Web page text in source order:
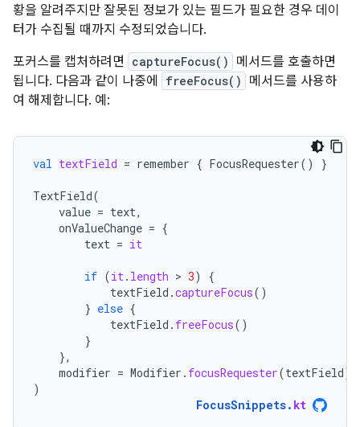
황을 알려주지만 잘못된 정보가 있는 필드가 필요한 경우 데이
터가 수집될 때까지 수정되었습니다.
포커스를 캡처하려면
captureFocus()
메서드를 호출하면
됩니다. 다음과 같이 나중에
freeFocus()
메서드를 사용하
여 해제합니다. 예:
val textField = remember { FocusRequester() }
TextField(
value = text,
onValueChange = {
text = it
if (it. length > 3)
{
textField .captureFocus()
} else {
textField . freeFocus()
}
},
modifier = Modifier . focusRequester(textField)
)
FocusSnippets. kt